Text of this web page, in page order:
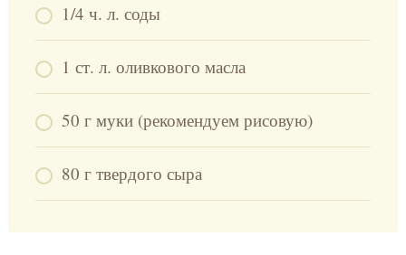
1/4 ч. л. соды
1 ст. л. оливкового масла
50 г муки (рекомендуем рисовую)
80 г твердого сыра